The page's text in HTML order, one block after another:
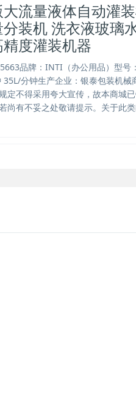
流量液体自动灌
装机 洗衣液玻璃
度灌装机器
品牌：INTI（办公用品）型号
分钟生产企业：银泰包装机械
定不得采用夸大宣传，故本商城
尚有不妥之处敬请提示。关于此